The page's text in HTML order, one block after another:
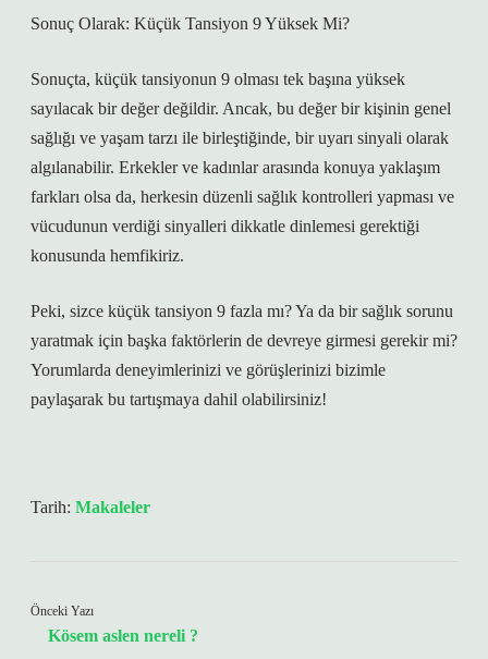
Sonuç Olarak: Küçük Tansiyon 9 Yüksek Mi?
Sonuçta, küçük tansiyonun 9 olması tek başına yüksek
sayılacak bir değer değildir. Ancak, bu değer bir kişinin genel
sağlığı ve yaşam tarzı ile birleştiğinde, bir uyarı sinyali olarak
algılanabilir. Erkekler ve kadınlar arasında konuya yaklaşım
farkları olsa da, herkesin düzenli sağlık kontrolleri yapması ve
vücudunun verdiği sinyalleri dikkatle dinlemesi gerektiği
konusunda hemfikiriz.
Peki, sizce küçük tansiyon 9 fazla mı? Ya da bir sağlık sorunu
yaratmak için başka faktörlerin de devreye girmesi gerekir mi?
Yorumlarda deneyimlerinizi ve görüşlerinizi bizimle
paylaşarak bu tartışmaya dahil olabilirsiniz!
Tarih: Makaleler
Önceki Yazı
Kösem aslen nereli ?